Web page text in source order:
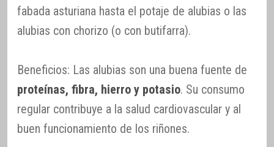
fabada asturiana hasta el potaje de alubias o las
alubias con chorizo (o con butifarra).
Beneficios: Las alubias son una buena fuente de
proteínas, fibra, hierro y potasio. Su consumo
regular contribuye a la salud cardiovascular y al
buen funcionamiento de los riñones.